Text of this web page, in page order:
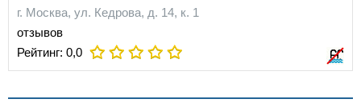
г. Москва, ул. Кедрова, д. 14, к. 1
отзывов
Рейтинг: 0,0